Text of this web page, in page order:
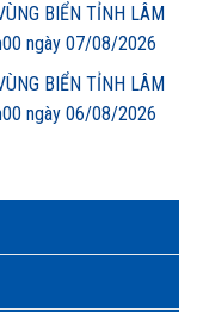
BIỂN TỈNH LÂM
ngày 07/08/2026
BIỂN TỈNH LÂM
ngày 06/08/2026